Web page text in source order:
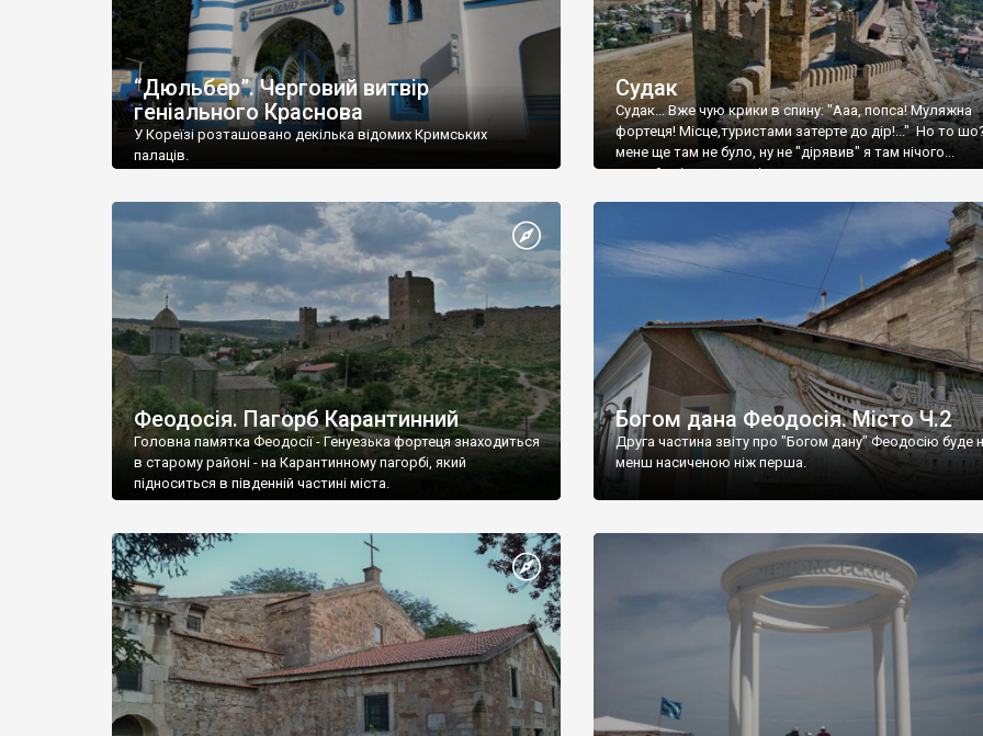
“Дюльбер”. Черговий витвір
геніального Краснова
У Кореїзі розташовано декілька відомих Кримських
палаців.
Судак
Судак... Вже чую крики в спину: "Ааа, попса! Муляжна
фортеця! Місце,туристами затерте до дір!..." Но то
мене ще там не було, ну не "дірявив" я там нічого...
принаймні до цього літа.
Феодосія. Пагорб Карантинний
Головна памятка Феодосії - Генуезька фортеця знаходиться
в старому районі - на Карантинному пагорбі, який
підноситься в південній частині міста.
Богом дана Феодосія. Місто Ч.2
Друга частина звіту про "Богом дану" Феодосію буде
менш насиченою ніж перша.